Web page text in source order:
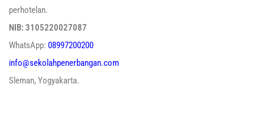
perhotelan.
NIB: 3105220027087
WhatsApp: 08997200200
info@sekolahpenerbangan.com
Sleman, Yogyakarta.